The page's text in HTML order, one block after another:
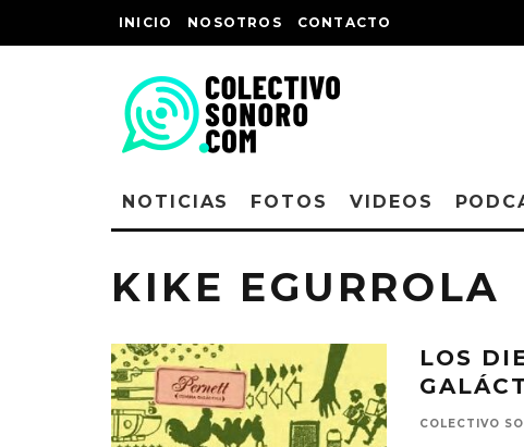
INICIO NOSOTROS CONTACTO
NOTICIAS FOTOS VIDEOS
KIKE EGURROLA
LOS
COLECTIVO